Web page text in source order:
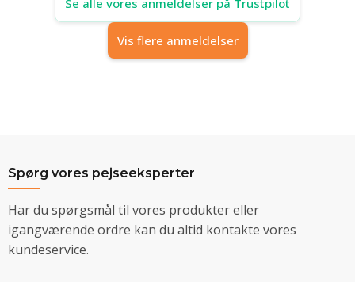
Vis flere anmeldelser
Spørg vores pejseeksperter
Har du spørgsmål til vores produkter eller
igangværende ordre kan du altid kontakte vores
kundeservice.